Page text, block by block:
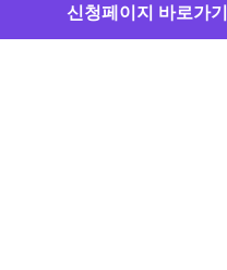
신청페이지 바로가기